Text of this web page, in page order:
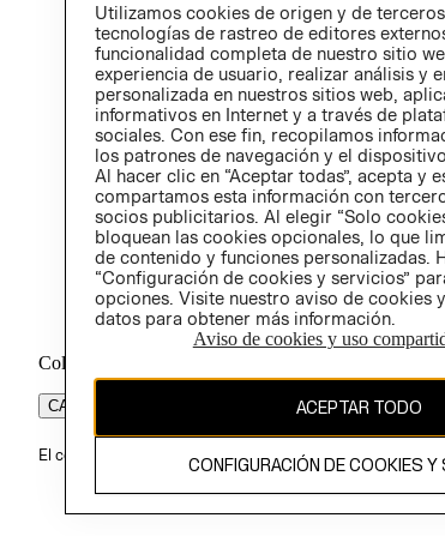
Colombia ($)
CAMBIAR REGIÓN
El contenido de esta página web está protegido por
Utilizamos cookies de origen y de
tecnologías de rastreo de editores
funcionalidad completa de nuestro sitio
experiencia de usuario, realizar análisis y
personalizada en nuestros sitios web,
informativos en Internet y a través de
sociales. Con ese fin, recopilamos
los patrones de navegación y el dispositivo.
Al hacer clic en “Aceptar todas”, acepta y
compartamos esta información con
socios publicitarios. Al elegir “Solo
bloquean las cookies opcionales, lo que
de contenido y funciones personalizadas.
“Configuración de cookies y servicios”
opciones. Visite nuestro aviso de cookies
datos para obtener más información.
Aviso de cookies y uso
ACEPTAR TODO
CONFIGURACIÓN DE COOKIES Y